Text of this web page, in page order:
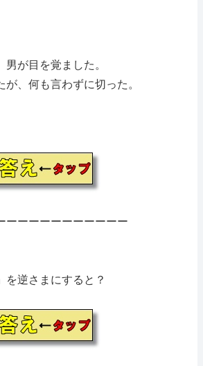
が目を覚ました。
が、何も言わずに切った。
ーーーーーーーーーーー
を逆さまにすると？